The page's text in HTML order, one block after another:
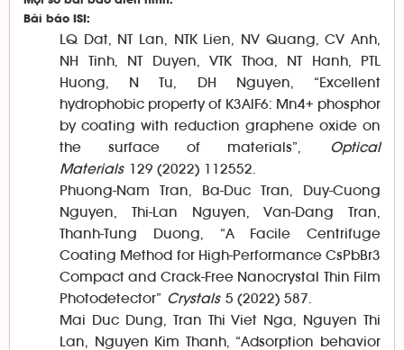
Bài báo ISI:
LQ Dat, NT Lan, NTK Lien, NV Quang, CV Anh,
NH Tinh, NT Duyen, VTK Thoa, NT Hanh, PTL
Huong, N Tu, DH Nguyen, “Excellent
hydrophobic property of K3AlF6: Mn4+ phosphor
by coating with reduction graphene oxide on
the surface of materials”, Optical
Materials129 (2022) 112552.
Phuong-Nam Tran, Ba-Duc Tran, Duy-Cuong
Nguyen, Thi-Lan Nguyen, Van-Dang Tran,
Thanh-Tung Duong, “A Facile Centrifuge
Coating Method for High-Performance CsPbBr3
Compact and Crack-Free Nanocrystal Thin Film
Photodetector” Crystals 5 (2022) 587.
Mai Duc Dung, Tran Thi Viet Nga, Nguyen Thi
Lan, Nguyen Kim Thanh, “Adsorption behavior